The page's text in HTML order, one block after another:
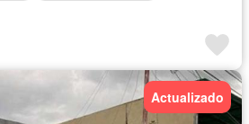
Actualizado